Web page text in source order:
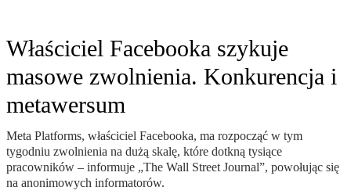
Właściciel Facebooka szykuje
masowe zwolnienia. Konkurencja i
metawersum
Meta Platforms, właściciel Facebooka, ma rozpocząć w tym
tygodniu zwolnienia na dużą skalę, które dotkną tysiące
pracowników – informuje „The Wall Street Journal”, powołując się
na anonimowych informatorów.